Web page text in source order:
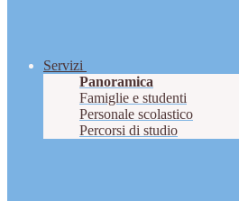
Servizi
Panoramica
Famiglie e studenti
Personale scolastico
Percorsi di studio